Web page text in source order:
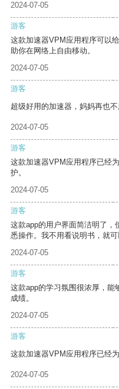
2024-07-05
游客
这款加速器VPM应用程序可以
助你在网络上自由移动。
2024-07-05
游客
超级好用的加速器，妈妈再也
2024-07-05
游客
这款加速器VPM应用程序已经
护。
2024-07-05
游客
这款app的用户界面简洁明了，
悉操作。我不用看说明书，就可
2024-07-05
游客
这款app的学习氛围很浓厚，能
成绩。
2024-07-05
游客
这款加速器VPM应用程序已经
2024-07-05